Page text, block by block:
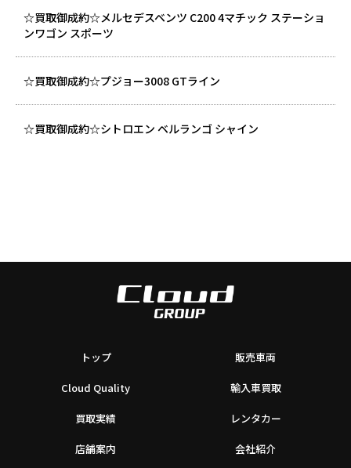
☆買取御成約☆メルセデスベンツ C200 4マチック ステーショ
ンワゴン スポーツ
☆買取御成約☆プジョー3008 GTライン
☆買取御成約☆シトロエン ベルランゴ シャイン
トップ 販売車両
Cloud Quality 輸入車買取
買取実績 レンタカー
店舗案内 会社紹介